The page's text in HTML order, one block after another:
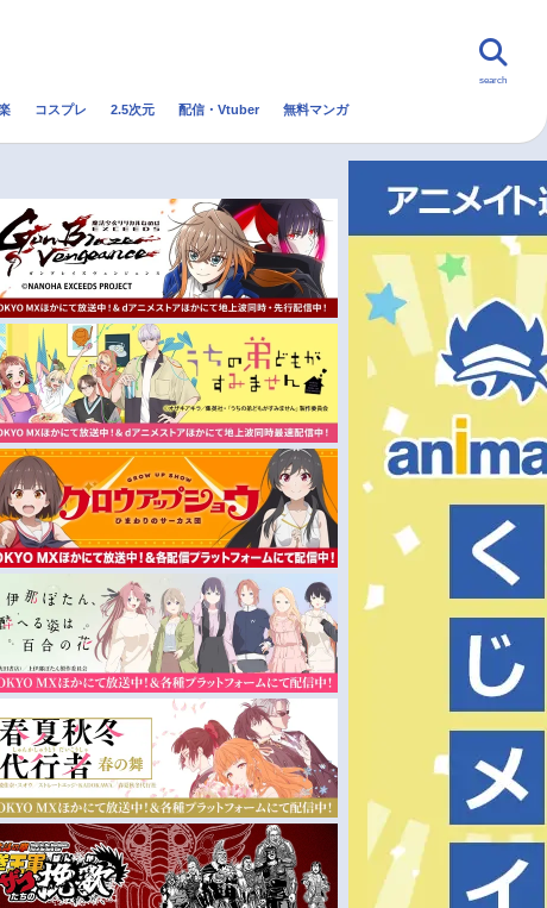
信・Vtuber トレンド 無料マンガ
秋アニメ
冬アニメ
search
コスプレ 2.5次元 配信・Vtuber 無料マンガ